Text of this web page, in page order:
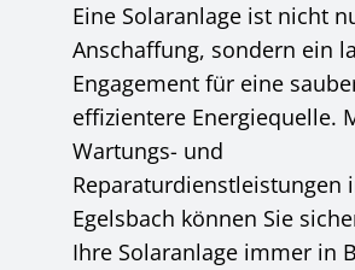
Eine Solaranlage ist nicht
Anschaffung, sondern ein
Engagement für eine
effizientere Energiequelle.
Wartungs- und
Reparaturdienstleistungen
Egelsbach können Sie
Ihre Solaranlage immer in